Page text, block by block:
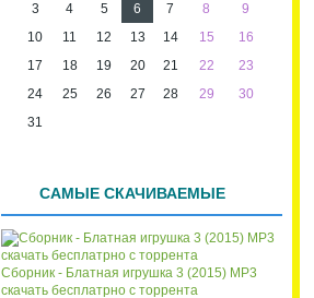
3
4 5 6 7 8
9
10
11 12 13 14 15
16
17
18 19 20 21 22
23
24
25 26 27 28 29
30
31
САМЫЕ СКАЧИВАЕМЫЕ
Сборник - Блатная игрушка 3 (2015) MP3
скачать бесплатрно с торрента